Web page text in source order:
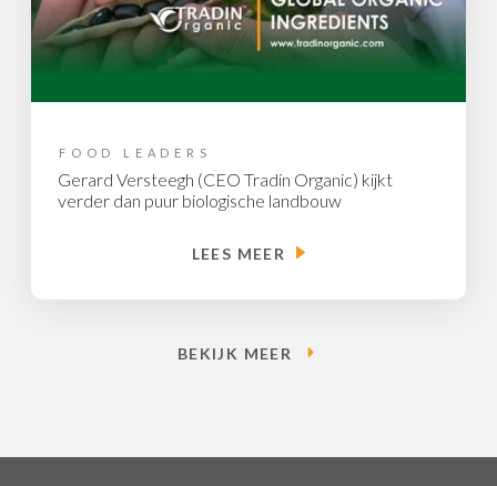
FOOD LEADERS
Gerard Versteegh (CEO Tradin Organic) kijkt
verder dan puur biologische landbouw
LEES MEER
BEKIJK MEER